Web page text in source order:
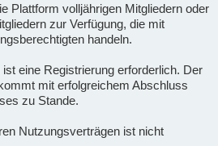
Plattform volljährigen Mitgliedern oder
zur Verfügung, die mit
handeln.
eine Registrierung erforderlich. Der
mit erfolgreichem Abschluss
zu Stande.
Nutzungsverträgen ist nicht